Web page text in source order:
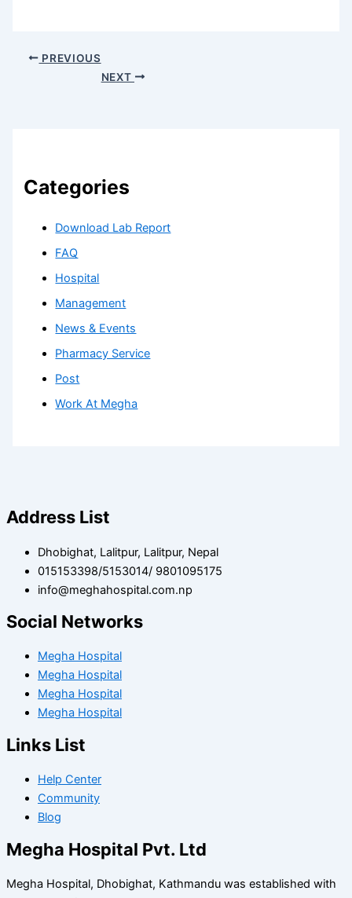
PREVIOUS
NEXT
Categories
Download Lab Report
FAQ
Hospital
Management
News & Events
Pharmacy Service
Post
Work At Megha
Address List
Dhobighat, Lalitpur, Lalitpur, Nepal
015153398/5153014/ 9801095175
info@meghahospital.com.np
Social Networks
Megha Hospital
Megha Hospital
Megha Hospital
Megha Hospital
Links List
Help Center
Community
Blog
Megha Hospital Pvt. Ltd
Megha Hospital, Dhobighat, Kathmandu was established with